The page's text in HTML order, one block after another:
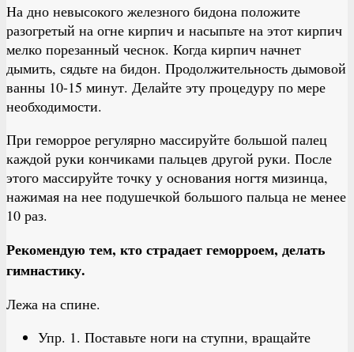
На дно невысокого железного бидона положите
разогретый на огне кирпич и насыпьте на этот кирпич
мелко порезанный чеснок. Когда кирпич начнет
дымить, сядьте на бидон. Продолжительность дымовой
ванны 10-15 минут. Делайте эту процедуру по мере
необходимости.
При геморрое регулярно массируйте большой палец
каждой руки кончиками пальцев другой руки. После
этого массируйте точку у основания ногтя мизинца,
нажимая на нее подушечкой большого пальца не менее
10 раз.
Рекомендую тем, кто страдает геморроем, делать
гимнастику.
Лежа на спине.
Упр. 1. Поставьте ноги на ступни, вращайте